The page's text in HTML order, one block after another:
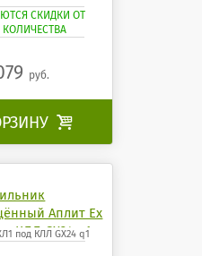
СКИДКИ ОТ
руб.

Аплит Ех
КЛЛ GX24 q1
под КЛЛ GX24 q1